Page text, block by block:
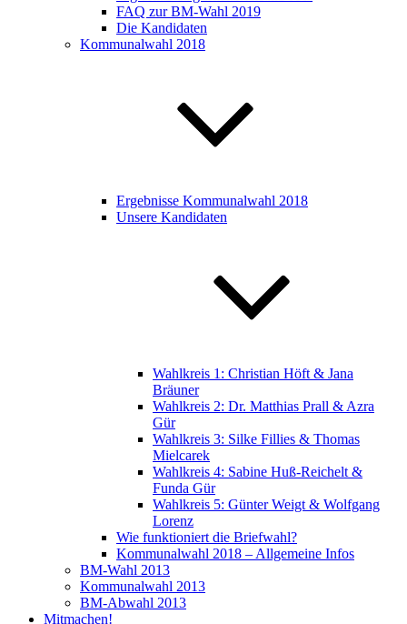
FAQ zur BM-Wahl 2019
Die Kandidaten
Kommunalwahl 2018
Ergebnisse Kommunalwahl 2018
Unsere Kandidaten
Wahlkreis 1: Christian Höft & Jana
Bräuner
Wahlkreis 2: Dr. Matthias Prall & Azra
Gür
Wahlkreis 3: Silke Fillies & Thomas
Mielcarek
Wahlkreis 4: Sabine Huß-Reichelt &
Funda Gür
Wahlkreis 5: Günter Weigt & Wolfgang
Lorenz
Wie funktioniert die Briefwahl?
Kommunalwahl 2018 – Allgemeine Infos
BM-Wahl 2013
Kommunalwahl 2013
BM-Abwahl 2013
Mitmachen!